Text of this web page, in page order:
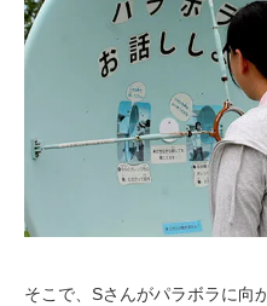
そこで、Sさんがパラボラに向